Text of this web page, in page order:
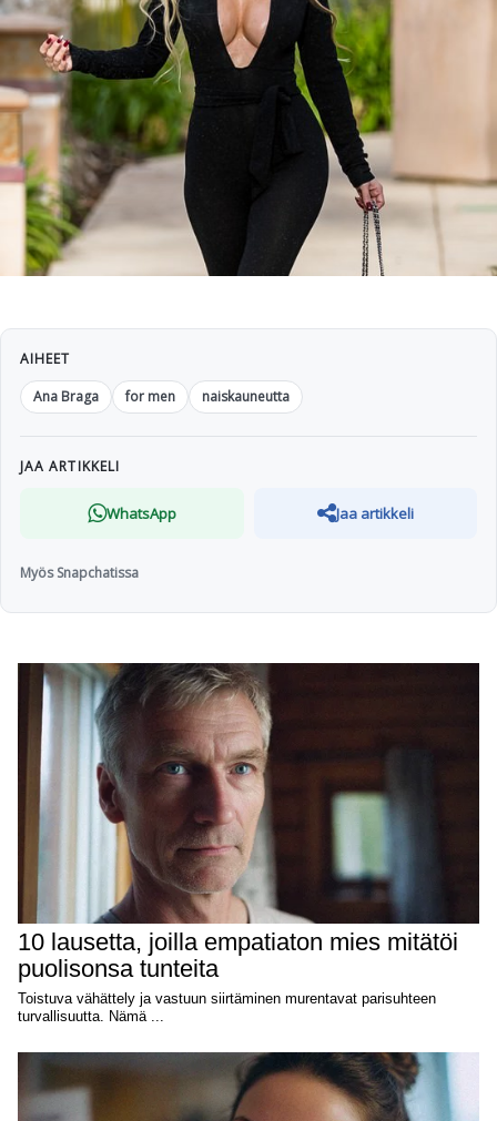
AIHEET
Ana Braga
for men naiskauneutta
JAA ARTIKKELI
WhatsApp Jaa artikkeli
Myös Snapchatissa